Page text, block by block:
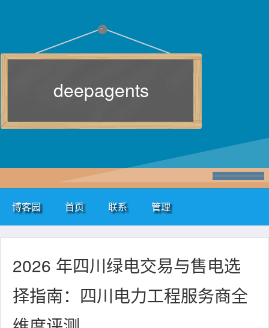
deepagents
博客园 首页 联系 管理
2026 年四川绿电交易与售电选
择指南：四川电力工程服务商全